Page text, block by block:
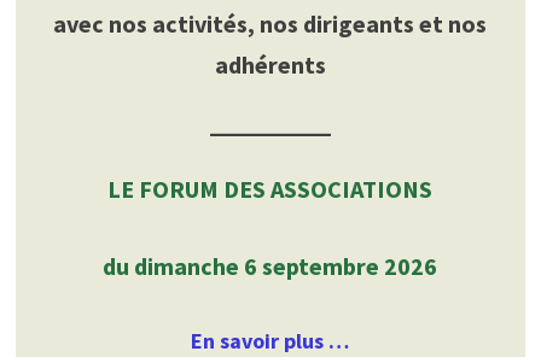
avec nos activités, nos dirigeants et nos
adhérents
LE FORUM DES ASSOCIATIONS
du dimanche 6 septembre 2026
En savoir plus …